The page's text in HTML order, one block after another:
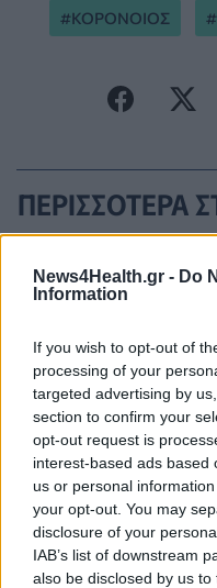
News4Health.gr - Do
Information
If you wish to opt-out of
processing of your
targeted advertising by
section to confirm your
opt-out request is
interest-based ads based
us or personal
your opt-out. You may
disclosure of your
IAB’s list of downstream
also be disclosed by us
ΚΟΡΟΝΟΙΟΣ
ΠΕΡΙΣΣΟΤΕΡΑ
23
Ράπτη: Από τις
εμβολιασμοί και